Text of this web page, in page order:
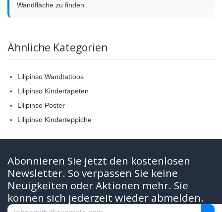
Wandfläche zu finden.
Ähnliche Kategorien
Lilipinso Wandtattoos
Lilipinso Kindertapeten
Lilipinso Poster
Lilipinso Kinderteppiche
Abonnieren Sie jetzt den kostenlosen
Newsletter. So verpassen Sie keine
Neuigkeiten oder Aktionen mehr. Sie
können sich jederzeit wieder abmelden.